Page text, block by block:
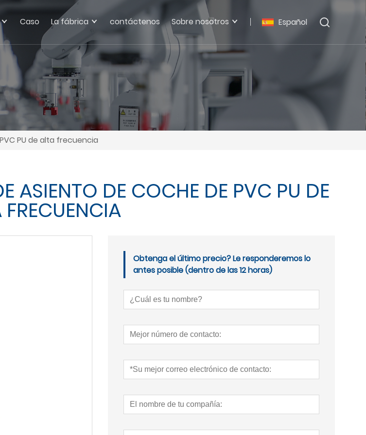
Español
Caso La fábrica contáctenos Sobre nosotros
PU de alta frecuencia
ASIENTO DE COCHE DE PVC PU DE
FRECUENCIA
Obtenga el último precio? Le responderemos lo
antes posible (dentro de las 12 horas)